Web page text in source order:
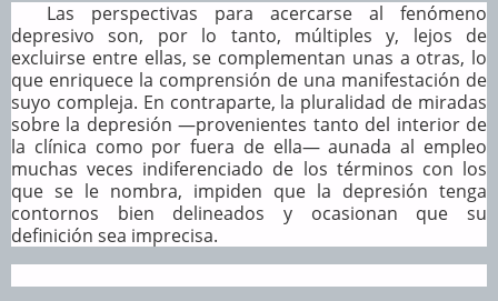
Las perspectivas para acercarse al fenómeno
depresivo son, por lo tanto, múltiples y, lejos de
excluirse entre ellas, se complementan unas a otras, lo
que enriquece la comprensión de una manifestación de
suyo compleja. En contraparte, la pluralidad de miradas
sobre la depresión —provenientes tanto del interior de
la clínica como por fuera de ella— aunada al empleo
muchas veces indiferenciado de los términos con los
que se le nombra, impiden que la depresión tenga
contornos bien delineados y ocasionan que su
definición sea imprecisa.